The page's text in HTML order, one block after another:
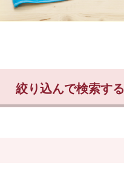
絞り込んで検索する